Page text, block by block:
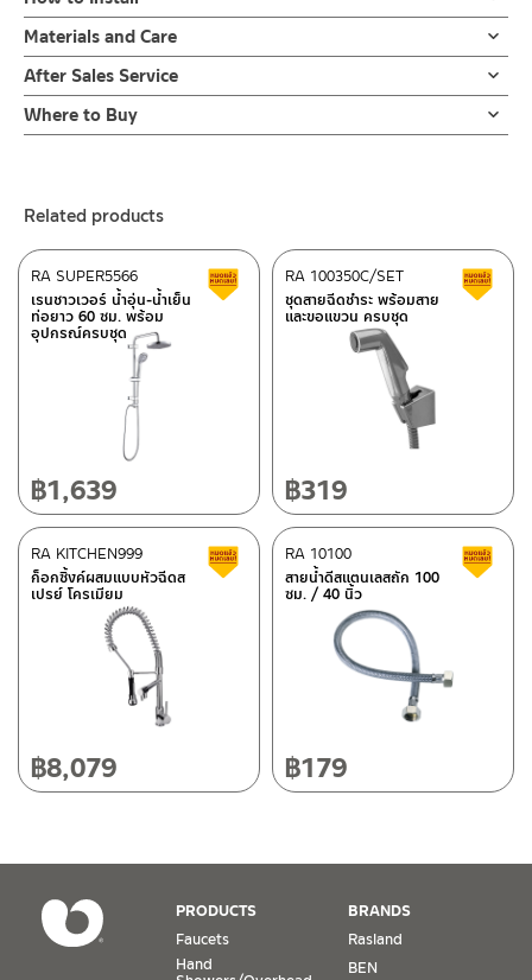
ผลิตจาก ABS กระจายน้ำได้ดีกดปุ่มเพื่อเปลี่ยนสายน้ำใช้งานสะดวก
ดีไซน์สวยพรีเมียม หน้าฝักบัวสีขาว สายฝักบัวสแตนเลสสีโครเมียม
ความยาว 150 ซม เหมาะสมกับการใช้งาน เเละขอแขวนผลิตจาก ABS
เเข็งแรง
ปรับระดับได้ด้วยการโยก ขึ้น – ลง สามารถกำจัดตระกรันด้วยการถูปุ่ม
สายฝักบัวสแตนเลส สีโครเมียม
ขอแขวนสีโครเมียม ผลิตจาก ABS
ข้อแนะนำในการติดตั้ง
ฝักบัว และ ชุดสายฉีดชำระ
สำหรับการติดตั้งใหม่ ให้ไล่ฝุ่น เศษทราย เศษท่อ ออกจากท่อน้ำก่อนติด
ตั้งสินค้า โดยปล่อยน้ำให้ไหลออกจากท่อนาน 1 นาที
เพื่อให้แรงน้ำพัดพาเศษละอองต่างๆ ออกจากท่อน้ำ มิเช่นนั้นสิ่งสกปรก
Materials and Care
คำแนะนำในการดูแลรักษาผลิตภัณฑ์
1. ไม่ทำสินค้าให้เกิดความเสียหายอื่น ๆ นอกจากการใช้งานปกติ เช่นไม่
ทำตก ไม่งัดหรือโยกสินค้าแรงๆ
2. ทำความสะอาดสินค้าโดยการใช้ผ้านุ่มๆชุบน้ำหมาดๆแล้วเช็ดให้แห้ง
4. ห้ามใช้แปรง วัสดุแข็ง หยาบ ห้ามใช้ฝอยขัดทำความสะอาด ขัดหรือถู
After Sales Service
Online Platform
– Email: contact@charnpaiboon.com
After Sales Service Center – Bangkok
662/61-62 Rama 3 Road, Bangpongpang, Yannawa,
Bangkok 10120
Tel: 02-358-0080 / 080-075-8668 / 091-545-0556
After Sales Service Center Chiangmai
118/33 Onsirin M.8, Sunpuloey, Doysaked, Chaingmai 50220
Tel: 080-075-2626
Operating Time
Monday – Friday 8:30-17:30 hrs.
Saturday 8:30-15:00 hrs.
Closed on Sunday and Special / Public Holidays
1. A proof of purchase, or seller’s receipt, shall be required
to validate product warranty which will be checked against
the date of purchase. In the absence of such proof of
Where to Buy
– Shopee
–Lazada
–ซื้อสินค้าชิ้นนี้บน Shopee>> Click Here<<
–ซื้อสินค้าชิ้นนี้บน Lazada Click Here<<
ติดต่อพนักงานขาย / Contact Sales Staff
Tel: 02-285-5795
@charnpaiboon.sales
ติดต่อ ชาญไพบูลย์ / Contact Us Click Here
Related products
เรนชาวเวอร์ น้ำอุ่น-น้ำเย็น
ท่อยาว 60 ซม. พร้อม
อุปกรณ์ครบชุด
RA SUPER5566 Clearance sale
฿1,639
ชุดสายฉีดชำระ พร้อมสาย
และขอแขวน ครบชุด
RA 100350C/SET
฿319
ก็อกซิ้งค์ผสมแบบหัวฉีดส
เปรย์ โครเมียม
RA KITCHEN999 Clearance sale
฿8,079
สายน้ำดีสแตนเลสถัก 100
ซม. / 40 นิ้ว
RA 10100
฿179
PRODUCTS
Faucets
Hand
BRANDS
Rasland
BEN